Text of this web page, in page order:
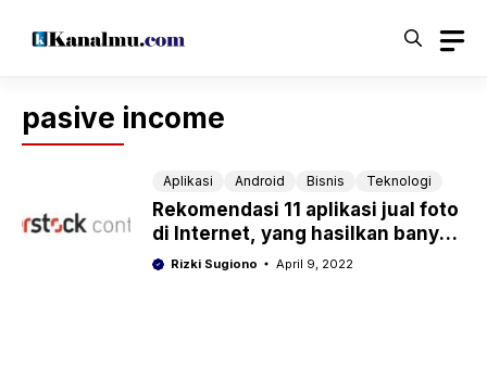
pasive income
Aplikasi Android Bisnis Teknologi
Rekomendasi 11 aplikasi jual foto
di Internet, yang hasilkan banyak
uang
Rizki Sugiono April 9, 2022